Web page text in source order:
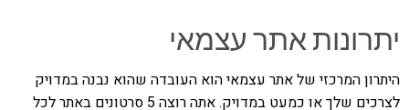
יתרונות אתר עצמאי
היתרון המרכזי של אתר עצמאי הוא העובדה שהוא נבנה במדויק
לצרכים שלך או כמעט במדויק. אתה רוצה 5 סרטונים באתר לכל